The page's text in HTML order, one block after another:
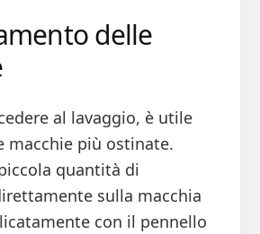
delle
al lavaggio, è utile
macchie più ostinate.
quantità di
sulla macchia
con il pennello